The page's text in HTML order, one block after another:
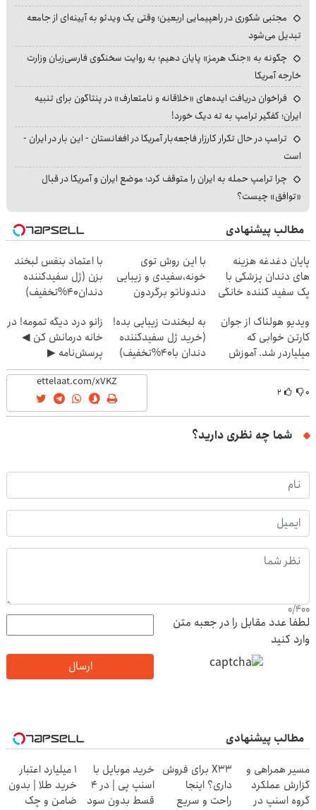
مجتبی شکوری در راهپیمایی اربعین؛ وقتی یک ویدئو به آیینه‌ای از جامعه
تبدیل می‌شود
چگونه به «جنگ هرمز» پایان دهیم؛ به روایت سخنگوی فارسی‌زبان وزارت
خارجه آمریکا
فراخوان دریافت ایده‌های «خلاقانه و نامتعارف» در پنتاگون برای تنبیه
ایران؛ کفگیر ترامپ به ته دیگ خورد!
ترامپ در حال تکرار کارزار فاجعه‌بار آمریکا در افغانستان - این بار در ایران -
است
چرا ترامپ حمله به ایران را متوقف کرد؛ موضع ایران و آمریکا در قبال
«توافق» چیست؟
مطالب پیشنهادی
پایان دغدغه هزینه
های دندان پزشکی با
پک سفید کننده خانگی
با این روش توی
خونه،سفیدی و زیبایی
دندوناتو برگردون
با اعتماد بنفس لبخند
بزن (ژل سفیدکننده
دندان40%تخفیف)
ویدیو هولناک از جوان
کارتن خوابی که
میلیاردر شد. آموزش
رایگان
به لبخندت زیبایی بده!
(خرید ژل سفیدکننده
دندان با40%تخفیف)
زانو درد دیگه تمومه! در
خانه درمانش کن ◀
پرسش‌نامه ▶
۰ ۲
شما چه نظری دارید؟
0/400
لطفا عدد مقابل را در جعبه متن
وارد کنید
ارسال
مطالب پیشنهادی
مسیر همراهی و
گزارش عملکرد
گروه اسنپ در
X33 برای فروش
داری؟ اینجا
راحت و سریع
خرید موبایل با
اسنپ پی | در ۴
قسط بدون سود
۱ میلیارد اعتبار
خرید طلا | بدون
ضامن و چک